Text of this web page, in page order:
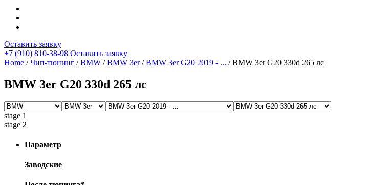
Оставить заявку
+7 (910) 810-38-98 Оставить заявку
Home /Чип-тюнинг /BMW /BMW 3er/BMW 3er G20 2019 - ... / BMW 3er G20 330d 265 лс
BMW 3er G20 330d 265 лс
stage 1
stage 2
Параметр
Заводские